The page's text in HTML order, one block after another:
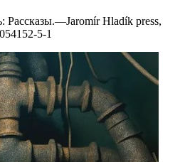
Рассказы.—Jaromír Hladík press,
5-1